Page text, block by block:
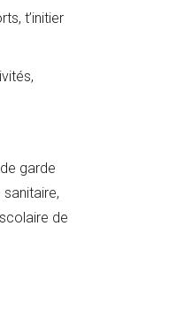
t’initier
garde
de